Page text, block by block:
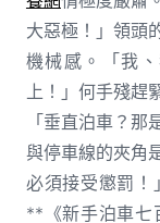
大惡極！」領頭
機械感。「我
上！」何手殘趕
「垂直泊車？
與停車線的夾角
必須接受懲罰！
**《新手泊車七